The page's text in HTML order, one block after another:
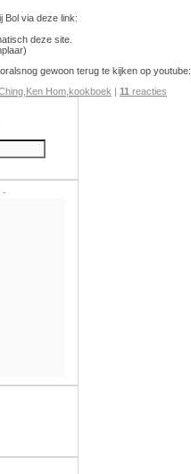
Bol via deze link:
deze site.
gewoon terug te kijken op youtube:
Ken Hom kookboek | 11 reacties
-